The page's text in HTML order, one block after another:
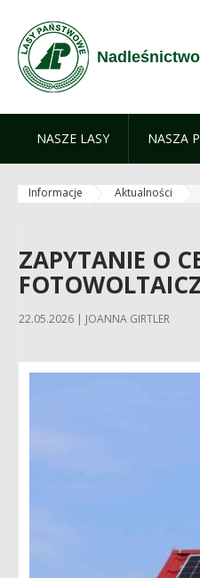
NASZE LASY NASZA
Informacje Aktualności
ZAPYTANIE O
22.05.2026 | JOANNA GIRTLER